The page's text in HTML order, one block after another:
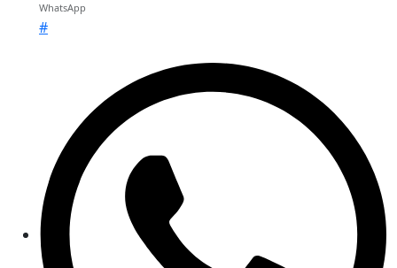
WhatsApp
#